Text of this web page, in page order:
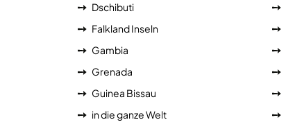
Dschibuti
Falkland Inseln
Gambia
Grenada
Guinea Bissau
in die ganze Welt